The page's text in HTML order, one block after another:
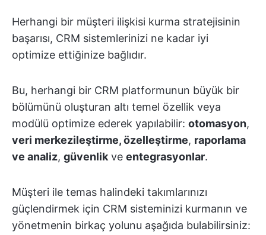
Herhangi bir müşteri ilişkisi kurma stratejisinin
başarısı, CRM sistemlerinizi ne kadar iyi
optimize ettiğinize bağlıdır.
Bu, herhangi bir CRM platformunun büyük bir
bölümünü oluşturan altı temel özellik veya
modülü optimize ederek yapılabilir: otomasyon,
veri merkezileştirme, özelleştirme, raporlama
ve analiz, güvenlik ve entegrasyonlar.
Müşteri ile temas halindeki takımlarınızı
güçlendirmek için CRM sisteminizi kurmanın ve
yönetmenin birkaç yolunu aşağıda bulabilirsiniz: